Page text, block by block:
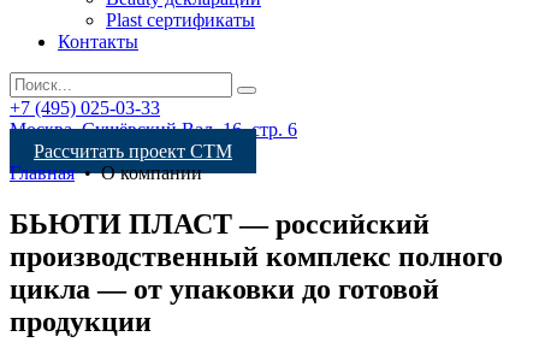
Plast сертификаты
Контакты
+7 (495) 025-03-33
Москва, Сущёвский Вал, 16, стр. 6
Рассчитать проект СТМ
Главная•О компании
БЬЮТИ ПЛАСТ — российский
производственный комплекс полного
цикла — от упаковки до готовой
продукции